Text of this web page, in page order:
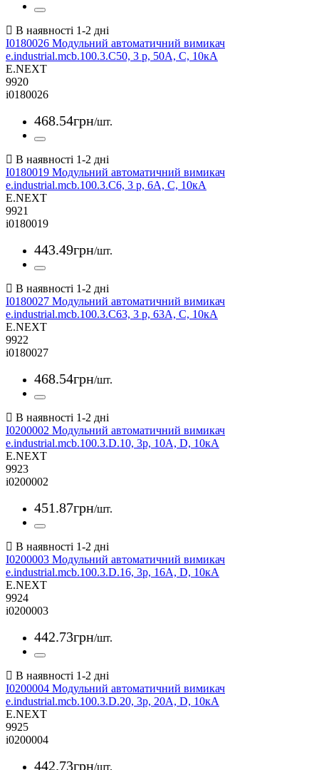
I0180026 Модульний автоматичний вимикач
e.industrial.mcb.100.3.C50, 3 р, 50А, C, 10кА
E.NEXT
9920
i0180026
468.54грн/шт.
I0180019 Модульний автоматичний вимикач
e.industrial.mcb.100.3.C6, 3 р, 6А, C, 10кА
E.NEXT
9921
i0180019
443.49грн/шт.
I0180027 Модульний автоматичний вимикач
e.industrial.mcb.100.3.C63, 3 р, 63А, C, 10кА
E.NEXT
9922
i0180027
468.54грн/шт.
I0200002 Модульний автоматичний вимикач
e.industrial.mcb.100.3.D.10, 3р, 10А, D, 10кА
E.NEXT
9923
i0200002
451.87грн/шт.
I0200003 Модульний автоматичний вимикач
e.industrial.mcb.100.3.D.16, 3р, 16А, D, 10кА
E.NEXT
9924
i0200003
442.73грн/шт.
I0200004 Модульний автоматичний вимикач
e.industrial.mcb.100.3.D.20, 3р, 20А, D, 10кА
E.NEXT
9925
i0200004
442.73грн/шт.